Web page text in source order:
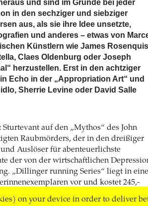
on your device in order to deliver
und sind im Grunde bei jeder
in den sechziger und siebziger
aus, als sie ihre Idee unsetzte,
und anderes – etwas von
Künstlern wie James
Claes Oldenburg oder Joseph
herzustellen. Erst in den achtziger
Echo in der „Appropriation Art“ und
Sherrie Levine oder David Salle
auf den „Mythos“ des John
Raubmörders, der in den dreißiger
Auslöser für abenteuerlichste
der von der wirtschaftlichen
„Dillinger running Series“ liegt in
vor und kostet 245,-